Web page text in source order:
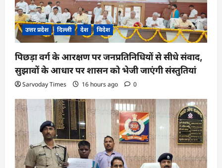
उत्तर प्रदेश दिल्ली देश विदेश
पिछड़ा वर्ग के आरक्षण पर जनप्रतिनिधियों से सीधे संवाद,
सुझावों के आधार पर शासन को भेजी जाएंगी संस्तुतियां
Sarvoday Times 16 hours ago 0